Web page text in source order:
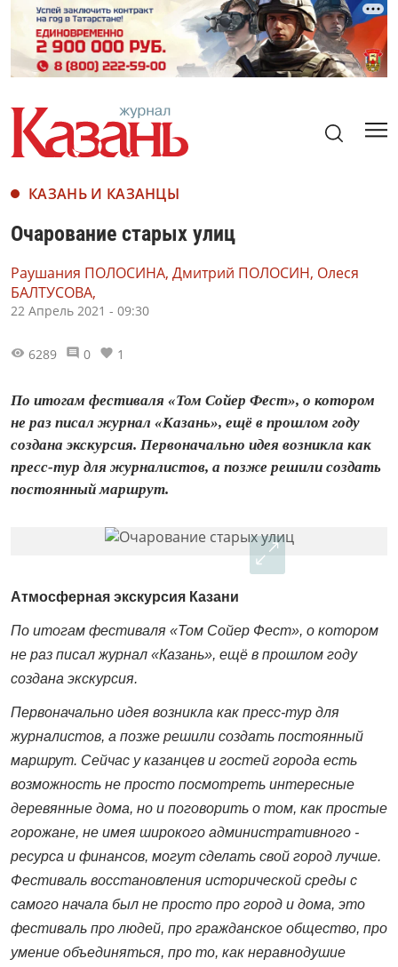
КАЗАНЬ И КАЗАНЦЫ
Очарование старых улиц
Раушания ПОЛОСИНА, Дмитрий ПОЛОСИН, Олеся
БАЛТУСОВА,
22 Апрель 2021 - 09:30
6289 0 1
По итогам фестиваля «Том Сойер Фест», о котором
не раз писал журнал «Казань», ещё в прошлом году
создана экскурсия. Первоначально идея возникла как
пресс-тур для журналистов, а позже решили создать
постоянный маршрут.
Атмосферная экскурсия Казани
По итогам фестиваля «Том Сойер Фест», о котором
не раз писал журнал «Казань», ещё в прошлом году
создана экскурсия.
Первоначально идея возникла как пресс-тур для
журналистов, а позже решили создать постоянный
маршрут. Сейчас у казанцев и гостей города есть
возможность не просто посмотреть интересные
деревянные дома, но и поговорить о том, как простые
горожане, не имея широкого административного ­
ресурса и финансов, могут сделать свой город лучше.
Фестиваль восстановления исторической среды с
самого начала был не просто про город и дома, это
фестиваль про людей, про гражданское общество, про
умение объединяться, про то, как неравнодушие